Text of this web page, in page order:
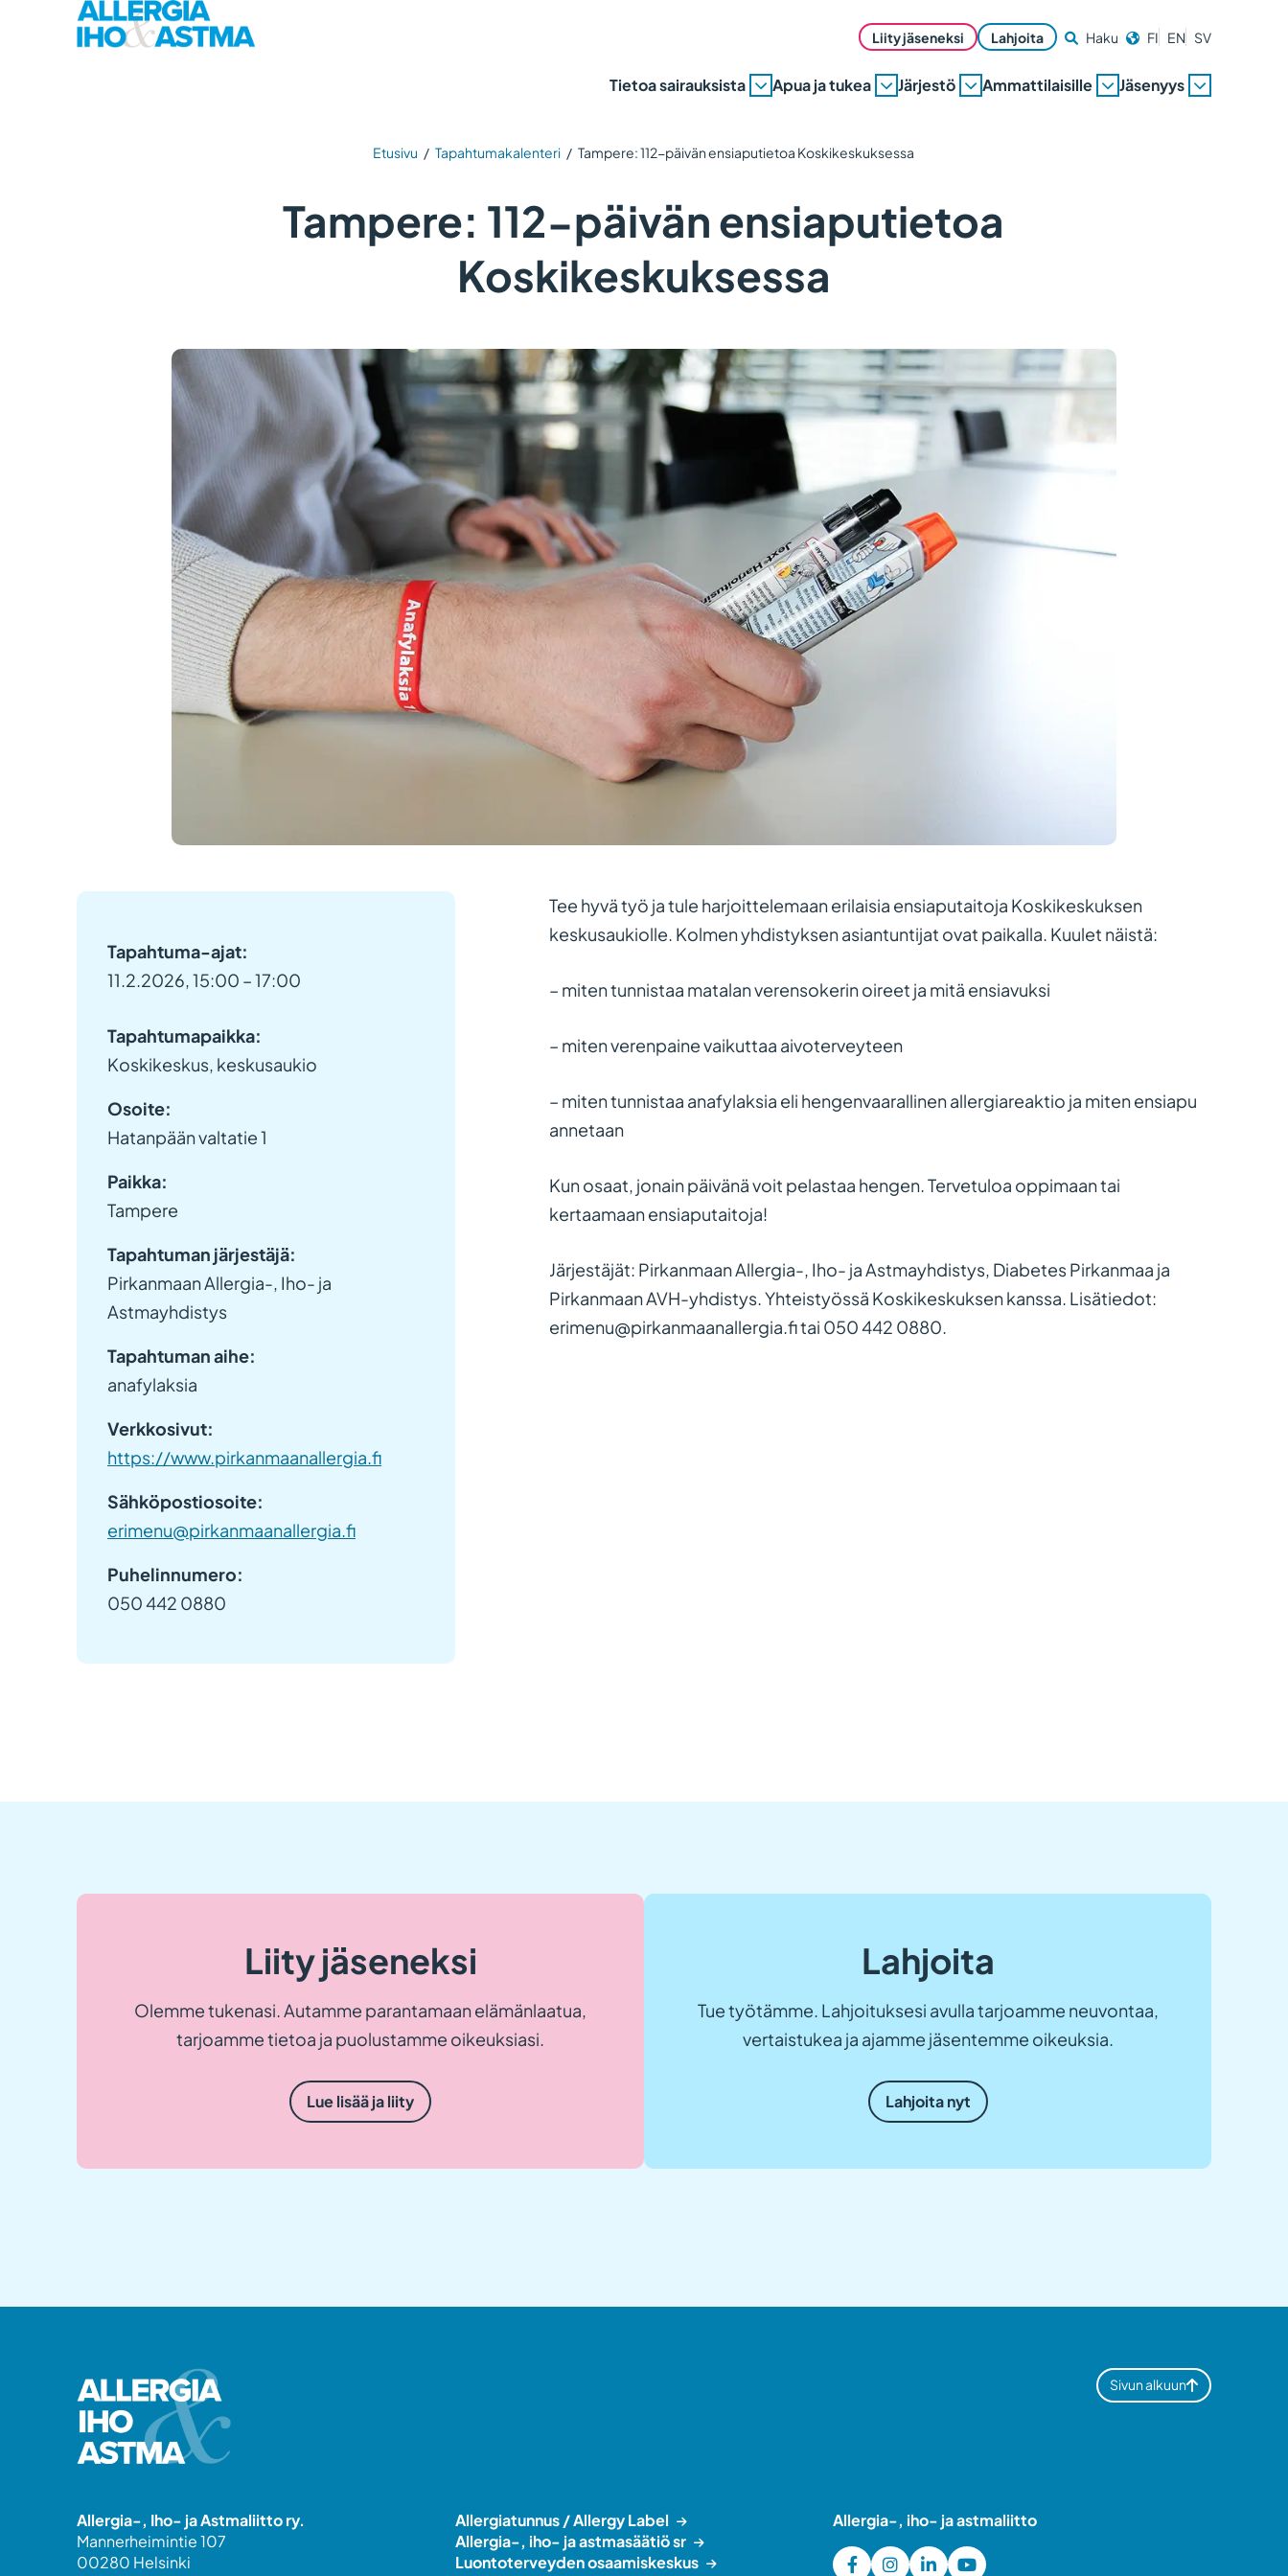
Liity jäseneksi Lahjoita Haku FI EN SV
Tietoa sairauksista Apua ja tukea Järjestö Ammattilaisille Jäsenyys
Etusivu / Tapahtumakalenteri / Tampere: 112-päivän ensiaputietoa Koskikeskuksessa
Tampere: 112-päivän ensiaputietoa
Koskikeskuksessa
Tapahtuma-ajat:
11.2.2026, 15:00 – 17:00
Tapahtumapaikka:
Koskikeskus, keskusaukio
Osoite:
Hatanpään valtatie 1
Paikka:
Tampere
Tapahtuman järjestäjä:
Pirkanmaan Allergia-, Iho- ja
Astmayhdistys
Tapahtuman aihe:
anafylaksia
Verkkosivut:
https://www.pirkanmaanallergia.fi
Sähköpostiosoite:
erimenu@pirkanmaanallergia.fi
Puhelinnumero:
050 442 0880
Tee hyvä työ ja tule harjoittelemaan erilaisia ensiaputaitoja Koskikeskuksen
keskusaukiolle. Kolmen yhdistyksen asiantuntijat ovat paikalla. Kuulet näistä:
– miten tunnistaa matalan verensokerin oireet ja mitä ensiavuksi
– miten verenpaine vaikuttaa aivoterveyteen
– miten tunnistaa anafylaksia eli hengenvaarallinen allergiareaktio ja miten ensiapu
annetaan
Kun osaat, jonain päivänä voit pelastaa hengen. Tervetuloa oppimaan tai
kertaamaan ensiaputaitoja!
Järjestäjät: Pirkanmaan Allergia-, Iho- ja Astmayhdistys, Diabetes Pirkanmaa ja
Pirkanmaan AVH-yhdistys. Yhteistyössä Koskikeskuksen kanssa. Lisätiedot:
erimenu@pirkanmaanallergia.fi tai 050 442 0880.
Liity jäseneksi
Olemme tukenasi. Autamme parantamaan elämänlaatua,
tarjoamme tietoa ja puolustamme oikeuksiasi.
Lue lisää ja liity
Lahjoita
Tue työtämme. Lahjoituksesi avulla tarjoamme neuvontaa,
vertaistukea ja ajamme jäsentemme oikeuksia.
Lahjoita nyt
Sivun alkuun
Allergia-, Iho- ja Astmaliitto ry.
Mannerheimintie 107
00280 Helsinki
Allergiatunnus / Allergy Label
Allergia-, iho- ja astmasäätiö sr
Luontoterveyden osaamiskeskus
Allergia-, iho- ja astmaliitto